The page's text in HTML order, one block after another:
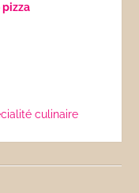
pizza
culinaire